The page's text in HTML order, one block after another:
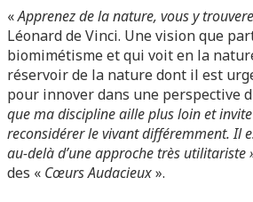
«Apprenez de la nature, vous y
Léonard de Vinci. Une vision que
biomimétisme et qui voit en la
réservoir de la nature dont il est
pour innover dans une perspective
que ma discipline aille plus loin et
reconsidérer le vivant différemment. Il
au-delà d’une approche très utilitariste
des « Cœurs Audacieux».